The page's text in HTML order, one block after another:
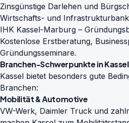
Zinsgünstige Darlehen und
Wirtschafts- und
IHK Kassel-Marburg –
Kostenlose Erstberatung,
Gründungsseminare.
Branchen-Schwerpunkte in Kassel
Kassel bietet besonders gute
Branchen:
Mobilität & Automotive
VW-Werk, Daimler Truck und